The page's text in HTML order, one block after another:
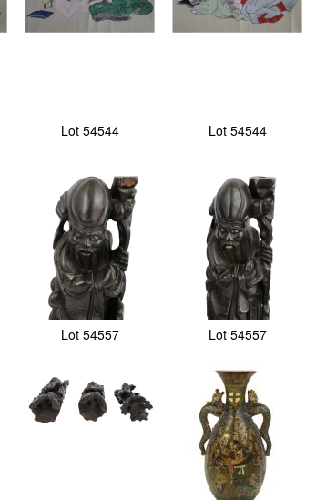
Lot 54544 Lot 54544
Lot 54557 Lot 54557